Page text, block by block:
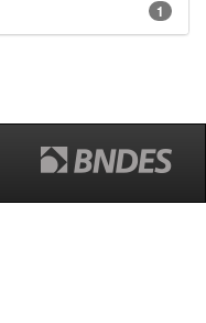
1